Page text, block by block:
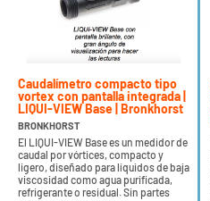
Caudalímetro compacto tipo
vortex con pantalla integrada |
LIQUI-VIEW Base | Bronkhorst
BRONKHORST
El LIQUI-VIEW Base es un medidor de
caudal por vórtices, compacto y
ligero, diseñado para líquidos de baja
viscosidad como agua purificada,
refrigerante o residual. Sin partes